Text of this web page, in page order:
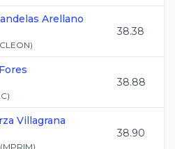
Arellano
CLEON)
38.38
)
38.88
Villagrana
(MPRIM)
38.90